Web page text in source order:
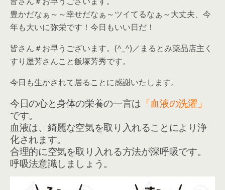
豊かだなぁ～～幸せだなぁ～ツイてるなぁ～大丈夫、今
年も大いに弥栄です！今日もいい日だ！
皆さん＃お早うございます。(^_^)／まるとみ薬品店主く
すり屋芳さんこと飯塚芳秀です。
今日も生かされて居ることに感謝いたします。
今日の心と身体の栄養の一言は 「血液の洗濯」
です。
血液は、綺麗な空気を取り入れることにより浄
化されます。
合理的に空気を取り入れる方法が深呼吸です。
呼吸法意識しましょう。